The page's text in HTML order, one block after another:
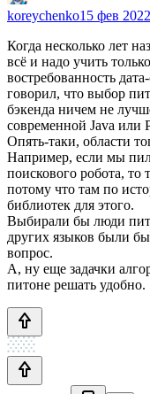
koreychenko15 фев
Когда несколько лет
всё и надо учить
востребованность
говорил, что выбор
бэкенда ничем не
современной Java или
Опять-таки, области
Например, если мы
поискового робота, то
потому что там по
библиотек для этого.
Выбирали бы люди
других языков были
вопрос.
А, ну еще задачки
питоне решать удобно.